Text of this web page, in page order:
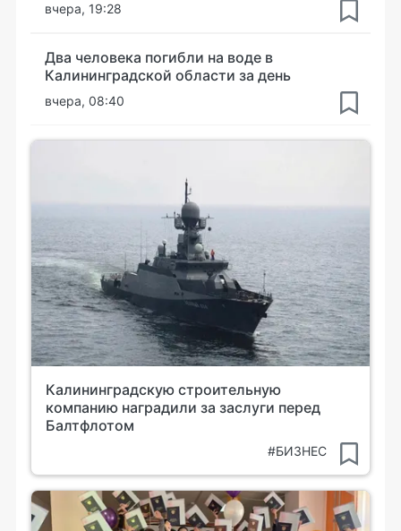
вчера, 19:28
Два человека погибли на воде в
Калининградской области за день
вчера, 08:40
Калининградскую строительную
компанию наградили за заслуги перед
Балтфлотом
#БИЗНЕС